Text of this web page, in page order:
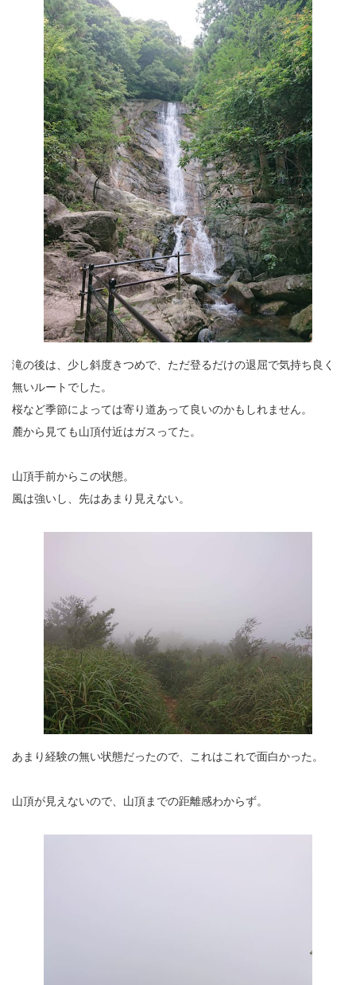
滝の後は、少し斜度きつめで、ただ登るだけの退屈で気持ち良く
無いルートでした。
桜など季節によっては寄り道あって良いのかもしれません。
麓から見ても山頂付近はガスってた。
山頂手前からこの状態。
風は強いし、先はあまり見えない。
あまり経験の無い状態だったので、これはこれで面白かった。
山頂が見えないので、山頂までの距離感わからず。